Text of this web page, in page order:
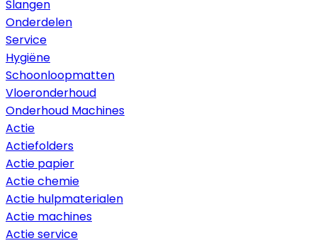
Slangen
Onderdelen
Service
Hygiëne
Schoonloopmatten
Vloeronderhoud
Onderhoud Machines
Actie
Actiefolders
Actie papier
Actie chemie
Actie hulpmaterialen
Actie machines
Actie service